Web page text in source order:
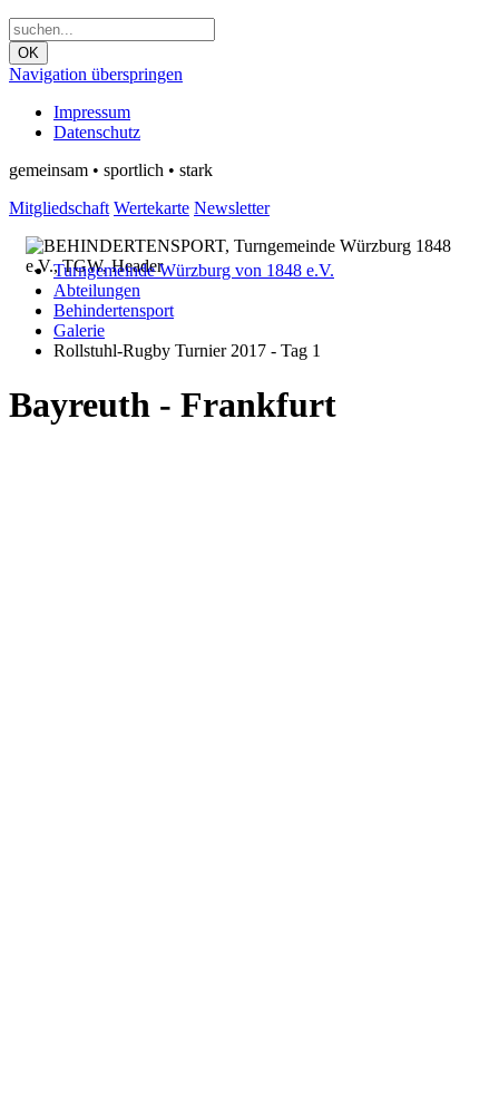
OK
Navigation überspringen
Impressum
Datenschutz
gemeinsam • sportlich • stark
Mitgliedschaft Wertekarte Newsletter
Turngemeinde Würzburg von 1848 e.V.
Abteilungen
Behindertensport
Galerie
Rollstuhl-Rugby Turnier 2017 - Tag 1
Bayreuth - Frankfurt